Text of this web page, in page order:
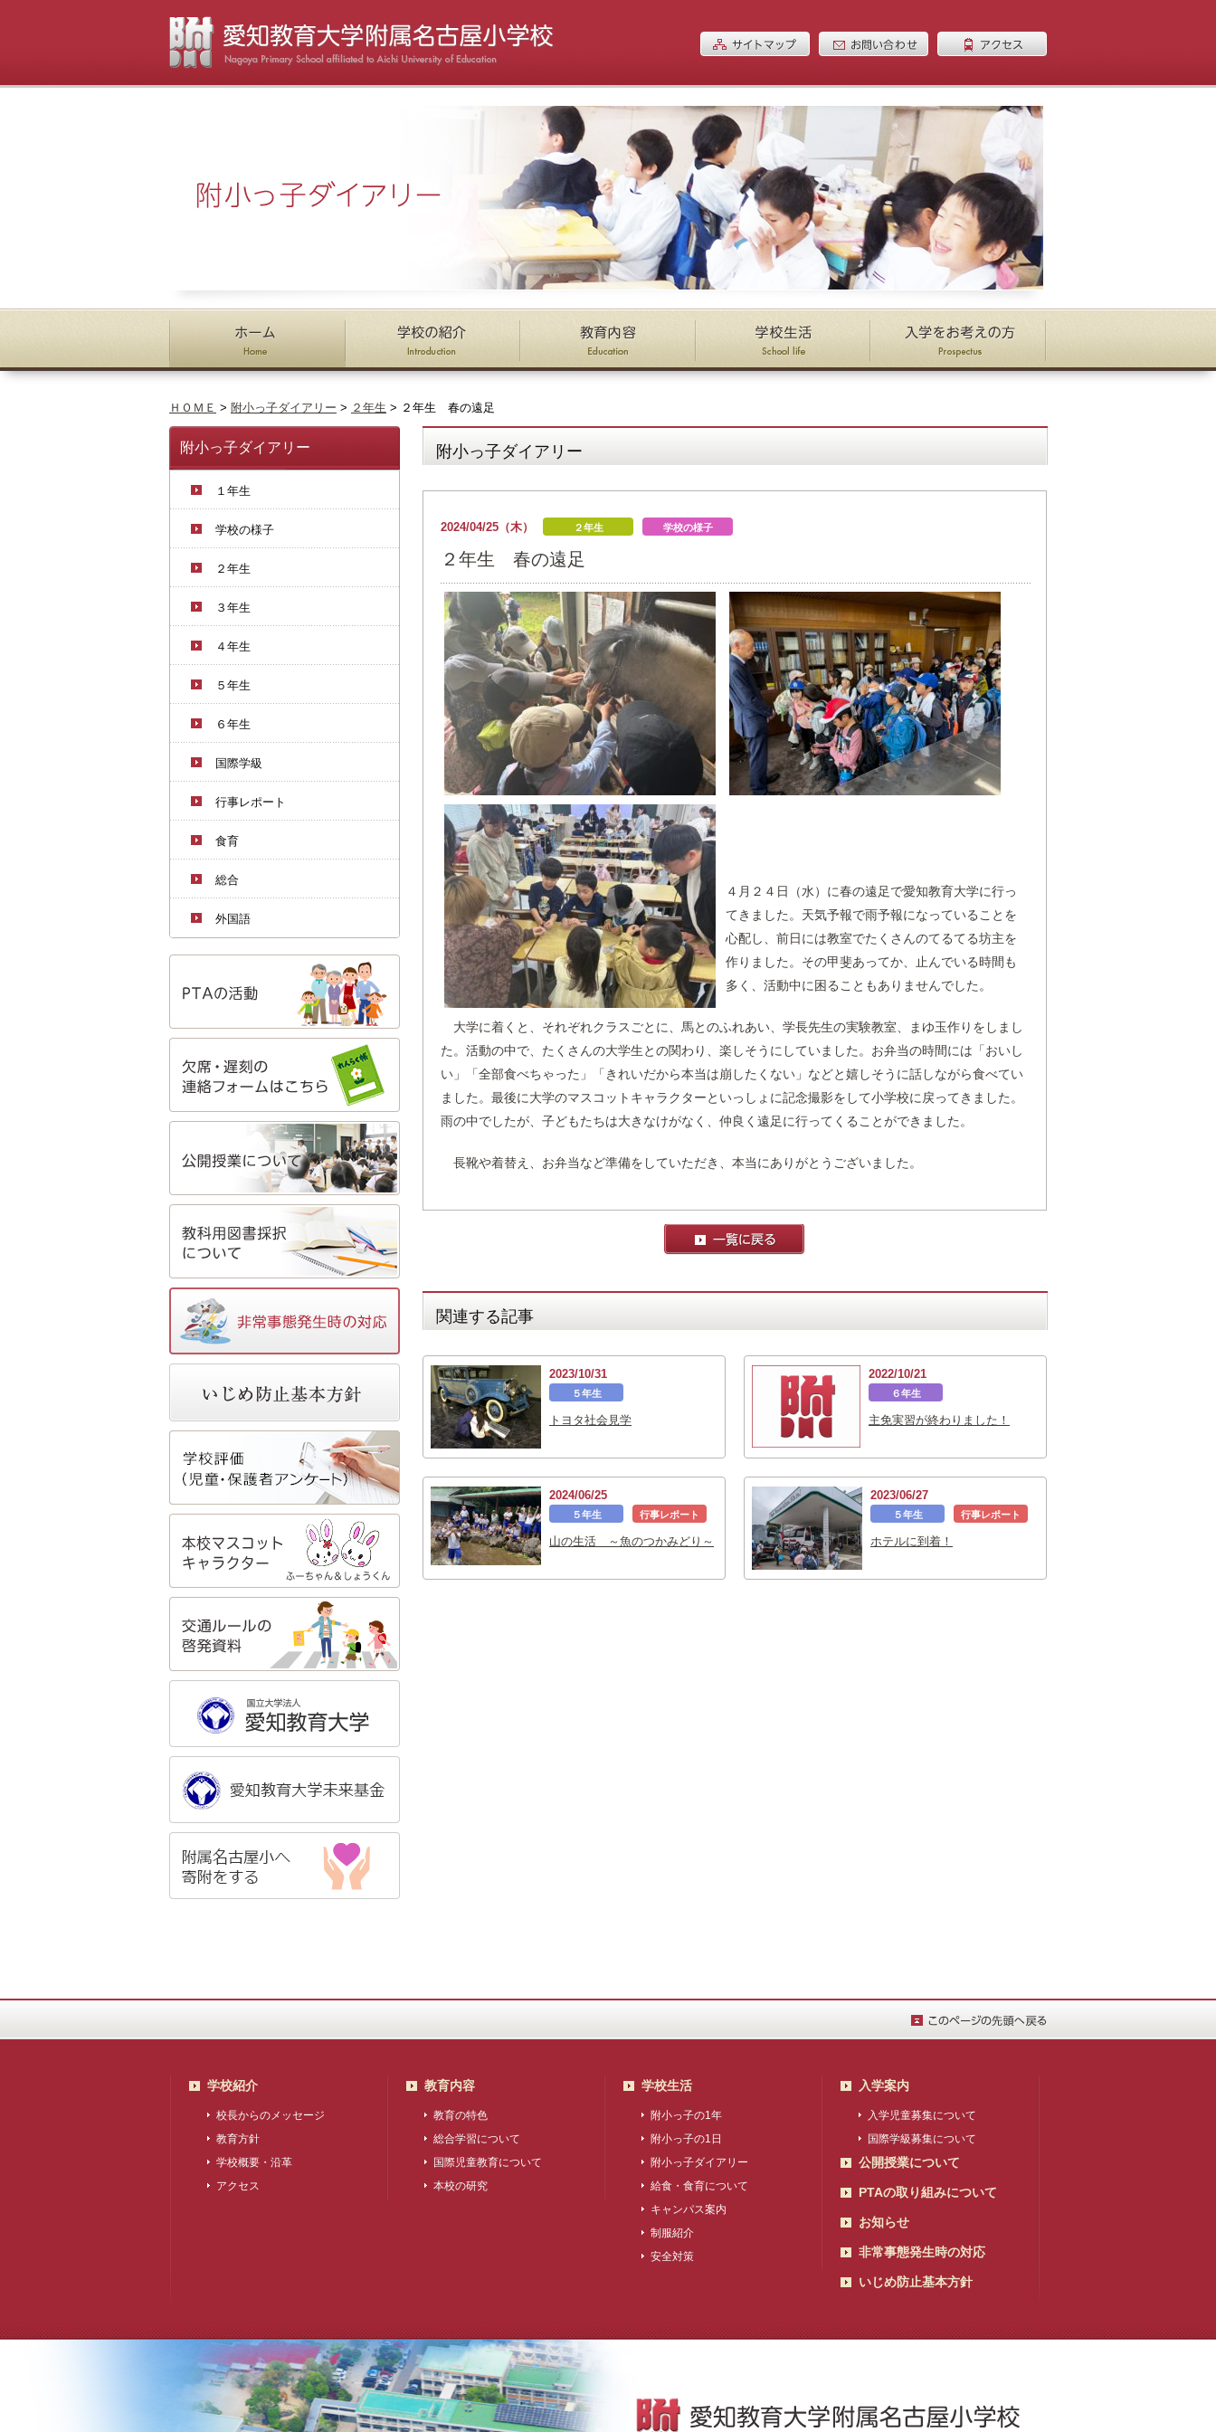
ＨＯＭＥ > 附小っ子ダイアリー > ２年生 > ２年生 春の遠足
附小っ子ダイアリー
１年生
学校の様子
２年生
３年生
４年生
５年生
６年生
国際学級
行事レポート
食育
総合
外国語
附小っ子ダイアリー
2024/04/25（木） ２年生 学校の様子
２年生 春の遠足
４月２４日（水）に春の遠足で愛知教育大学に行っ
てきました。天気予報で雨予報になっていることを
心配し、前日には教室でたくさんのてるてる坊主を
作りました。その甲斐あってか、止んでいる時間も
多く、活動中に困ることもありませんでした。
大学に着くと、それぞれクラスごとに、馬とのふれあい、学長先生の実験教室、まゆ玉作りをしまし
た。活動の中で、たくさんの大学生との関わり、楽しそうにしていました。お弁当の時間には「おいし
い」「全部食べちゃった」「きれいだから本当は崩したくない」などと嬉しそうに話しながら食べてい
ました。最後に大学のマスコットキャラクターといっしょに記念撮影をして小学校に戻ってきました。
雨の中でしたが、子どもたちは大きなけがなく、仲良く遠足に行ってくることができました。
長靴や着替え、お弁当など準備をしていただき、本当にありがとうございました。
関連する記事
2023/10/31
５年生
トヨタ社会見学
2022/10/21
６年生
主免実習が終わりました！
2024/06/25
５年生 行事レポート
山の生活 ～魚のつかみどり～
2023/06/27
５年生 行事レポート
ホテルに到着！
学校紹介
校長からのメッセージ
教育方針
学校概要・沿革
アクセス
教育内容
教育の特色
総合学習について
国際児童教育について
本校の研究
学校生活
附小っ子の1年
附小っ子の1日
附小っ子ダイアリー
給食・食育について
キャンパス案内
制服紹介
安全対策
入学案内
入学児童募集について
国際学級募集について
公開授業について
PTAの取り組みについて
お知らせ
非常事態発生時の対応
いじめ防止基本方針